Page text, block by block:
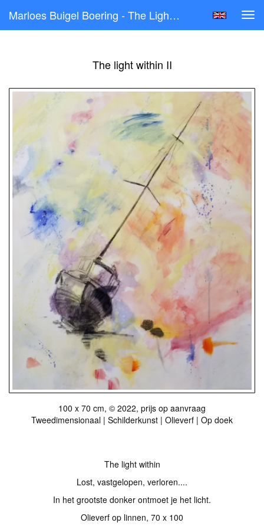
Marloes Buigel Boering - The Light Within II
The light within II
100 x 70 cm, © 2022, prijs op aanvraag
Tweedimensionaal | Schilderkunst | Olieverf | Op doek
The light within
Lost, vastgelopen, verloren....
In het grootste donker ontmoet je het licht.
Olieverf op linnen, 70 x 100